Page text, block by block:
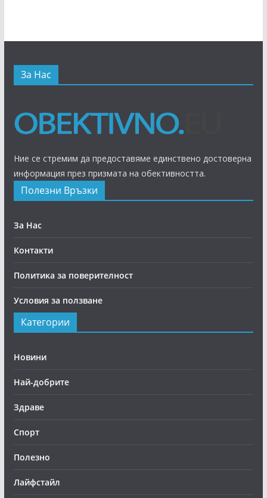
За Нас
Ние се стремим да предоставяме единствено достоверна
информация през призмата на обективността.
Полезни Връзки
За Нас
Контакти
Политика за поверителност
Условия за ползване
Категории
Новини
Най-добрите
Здраве
Спорт
Полезно
Лайфстайл